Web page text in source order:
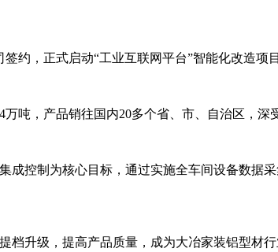
约，正式启动“工业互联网平台”智能化改造项目
吨，产品销往国内20多个省、市、自治区，深
控制为核心目标，通过实施全车间设备数据
档升级，提高产品质量，成为大冶家装铝型材行